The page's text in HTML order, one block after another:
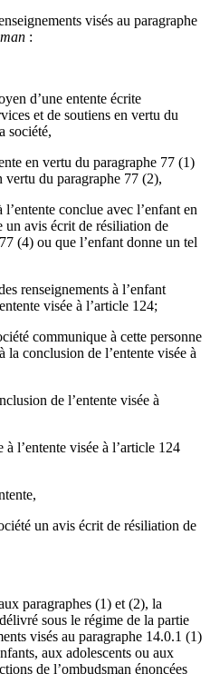
visés au paragraphe
:
d’une entente écrite
et de soutiens en vertu du
société,
en vertu du paragraphe 77 (1)
vertu du paragraphe 77 (2),
conclue avec l’enfant en
un avis écrit de résiliation de
(4) ou que l’enfant donne un tel
renseignements à l’enfant
visée à l’article 124;
communique à cette personne
la conclusion de l’entente visée à
de l’entente visée à
l’entente visée à l’article 124
un avis écrit de résiliation de
paragraphes (1) et (2), la
sous le régime de la partie
visés au paragraphe 14.0.1 (1)
aux adolescents ou aux
de l’ombudsman énoncées